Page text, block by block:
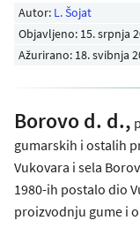
Autor: L. Šojat
Objavljeno: 15. srpnja
Ažurirano: 18. svibnja
Borovo d. d.,
gumarskih i ostalih
Vukovara i sela
1980-ih postalo dio
proizvodnju gume i